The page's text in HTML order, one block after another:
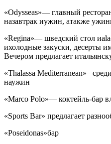
«Odysseas»— главный
назавтрак иужин, атакже
«Regina»— шведский стол
ихолодные закуски, десерты
Вечером предлагает
«Thalassa Mediterranean»–
наужин
«Marco Polo»— коктейль-бар
«Sports Bar» предлагает
«Poseidonas»бар